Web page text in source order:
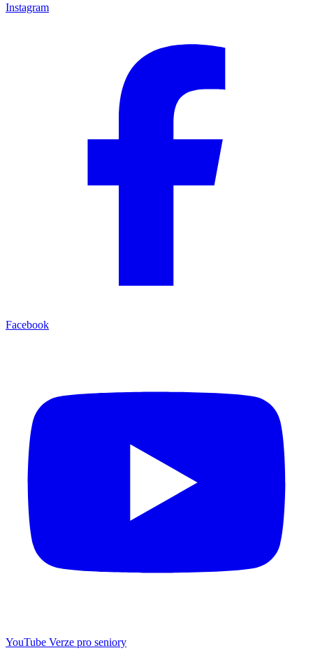
Instagram
Facebook
YouTube Verze pro seniory